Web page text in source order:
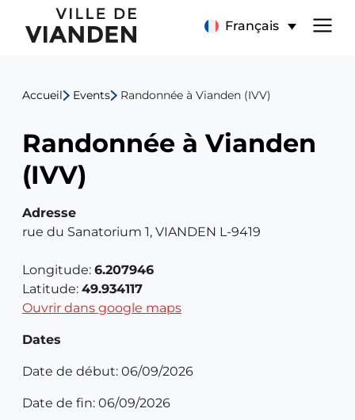
Randonnée
Vianden
(IVV)
Français
Menu
navigation
principal
Accueil Events Randonnée à Vianden (IVV)
Randonnée à Vianden
(IVV)
Adresse
rue du Sanatorium 1, VIANDEN L-9419
Longitude: 6.207946
Latitude: 49.934117
Ouvrir dans google maps
Dates
Date de début: 06/09/2026
Date de fin: 06/09/2026